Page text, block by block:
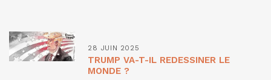
28 JUIN 2025
TRUMP VA-T-IL REDESSINER LE
MONDE ?